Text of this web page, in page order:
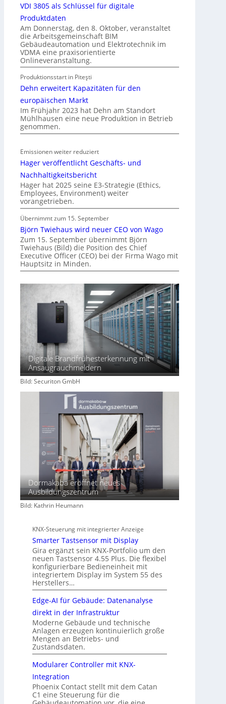
m
o
b
i
l
n
w
i
t
h
a
f
a
i
o
n
m
i
t
S
y
s
t
e
.
VDI 3805 als Schlüssel für digitale
Produktdaten
Am Donnerstag, den 8. Oktober, veranstaltet
die Arbeitsgemeinschaft BIM
Gebäudeautomation und Elektrotechnik im
VDMA eine praxisorientierte
Onlineveranstaltung.
Produktionsstart in Piteşti
Dehn erweitert Kapazitäten für den
europäischen Markt
Im Frühjahr 2023 hat Dehn am Standort
Mühlhausen eine neue Produktion in Betrieb
genommen.
Emissionen weiter reduziert
Hager veröffentlicht Geschäfts- und
Nachhaltigkeitsbericht
Hager hat 2025 seine E3-Strategie (Ethics,
Employees, Environment) weiter
vorangetrieben.
Übernimmt zum 15. September
Björn Twiehaus wird neuer CEO von Wago
Zum 15. September übernimmt Björn
Twiehaus (Bild) die Position des Chief
Executive Officer (CEO) bei der Firma Wago mit
Hauptsitz in Minden.
Digitale Brandfrühesterkennung mit
Ansaugrauchmeldern
Bild: Securiton GmbH
Dormakaba eröffnet neues
Ausbildungszentrum
Bild: Kathrin Heumann
KNX-Steuerung mit integrierter Anzeige
Smarter Tastsensor mit Display
Gira ergänzt sein KNX-Portfolio um den
neuen Tastsensor 4.55 Plus. Die flexibel
konfigurierbare Bedieneinheit mit
integriertem Display im System 55 des
Herstellers…
Edge-AI für Gebäude: Datenanalyse
direkt in der Infrastruktur
Moderne Gebäude und technische
Anlagen erzeugen kontinuierlich große
Mengen an Betriebs- und
Zustandsdaten.
Modularer Controller mit KNX-
Integration
Phoenix Contact stellt mit dem Catan
C1 eine Steuerung für die